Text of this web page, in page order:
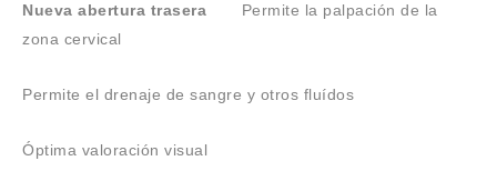
Nueva abertura trasera Permite la palpación de la
zona cervical
Permite el drenaje de sangre y otros fluídos
Óptima valoración visual